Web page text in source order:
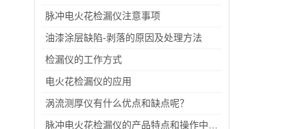
脉冲电火花检漏仪注意事项
油漆涂层缺陷-剥落的原因及处理方法
检漏仪的工作方式
电火花检漏仪的应用
涡流测厚仪有什么优点和缺点呢？